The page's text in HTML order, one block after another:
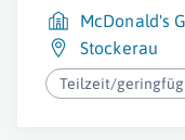
McDonald's
Stockerau
Teilzeit/